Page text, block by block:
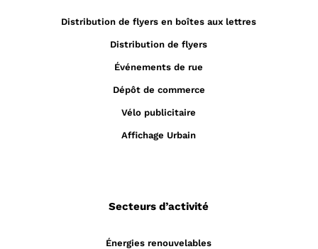
Distribution de flyers en boîtes aux lettres
Distribution de flyers
Événements de rue
Dépôt de commerce
Vélo publicitaire
Affichage Urbain
Secteurs d’activité
Énergies renouvelables